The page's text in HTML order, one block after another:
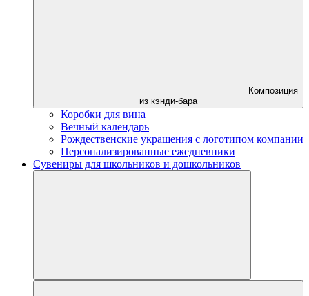
Композиция
из кэнди-бара
Коробки для вина
Вечный календарь
Рождественские украшения с логотипом компании
Персонализированные ежедневники
Сувениры для школьников и дошкольников